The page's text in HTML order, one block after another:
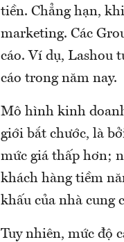
tiền. Chẳng hạn,
marketing. Các
cáo. Ví dụ, Lashou
cáo trong năm nay.
Mô hình kinh
giới bắt chước, là
mức giá thấp hơn;
khách hàng tiềm
khấu của nhà cung
Tuy nhiên, mức độ